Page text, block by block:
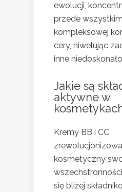
ewolucji,
przede
kompleksowej
cery, niwelując
inne
Jakie są
aktywne w
Kremy BB i CC
kosmetyczny
się bliżej